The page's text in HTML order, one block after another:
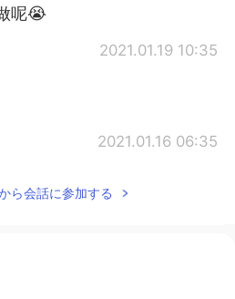
呢😭
2021.01.19 10:35
2021.01.16 06:35
有意思的因为这个世界
ら会話に参加する